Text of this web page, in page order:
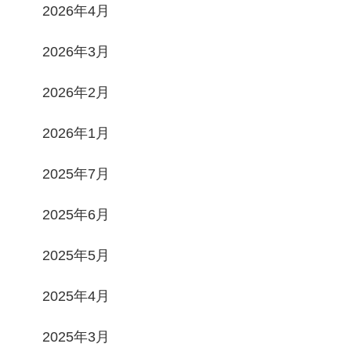
2026年4月
2026年3月
2026年2月
2026年1月
2025年7月
2025年6月
2025年5月
2025年4月
2025年3月